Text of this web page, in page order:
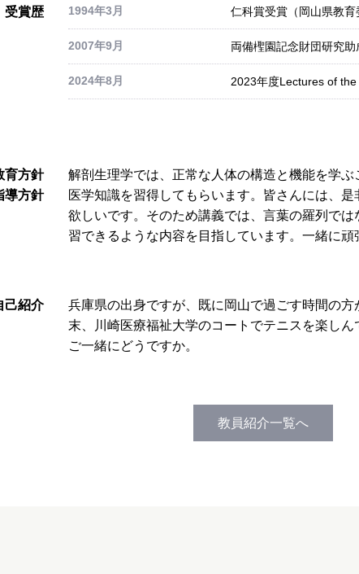
受賞歴 1994年3月 仁科賞受賞（岡山県教育
2007年9月 両備檉園記念財団研究助
2024年8月 2023年度Lectures of
育方針
導方針
解剖生理学では、正常な人体の構造と機能を学
医学知識を習得してもらいます。皆さんには、
欲しいです。そのため講義では、言葉の羅列で
習できるような内容を目指しています。一緒に頑
己紹介
兵庫県の出身ですが、既に岡山で過ごす時間の
末、川崎医療福祉大学のコートでテニスを楽しん
ご一緒にどうですか。
教員紹介一覧へ